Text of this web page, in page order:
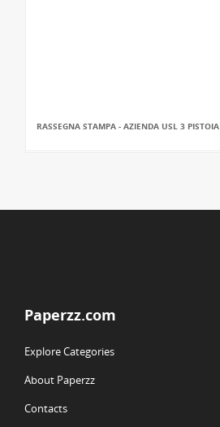
RASSEGNA STAMPA - AZIENDA USL 3 PISTOIA
Paperzz.com
Explore Categories
About Paperzz
Contacts